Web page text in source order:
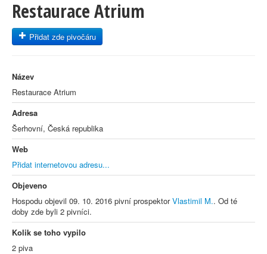
Restaurace Atrium
Přidat zde pivočáru
Název
Restaurace Atrium
Adresa
Šerhovní, Česká republika
Web
Přidat internetovou adresu...
Objeveno
Hospodu objevil 09. 10. 2016 pivní prospektorVlastimil M.. Od té
doby zde byli 2 pivníci.
Kolik se toho vypilo
2 piva